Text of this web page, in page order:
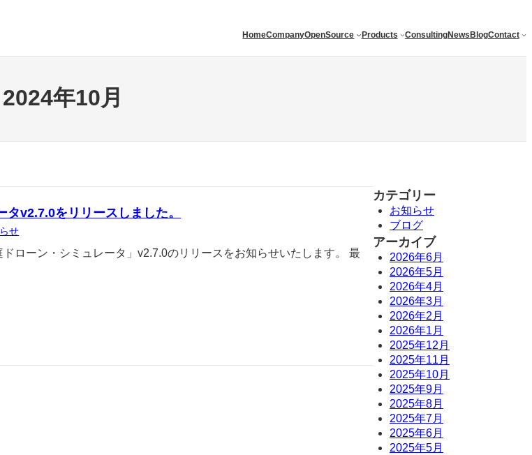
HomeCompanyOpenSource Products ConsultingNews BlogContact
2024年10月
v2.7.0をリリースしました。
せ
ローン・シミュレータ」v2.7.0のリリースをお知らせいたします。 最
カテゴリー
お知らせ
ブログ
アーカイブ
2026年6月
2026年5月
2026年4月
2026年3月
2026年2月
2026年1月
2025年12月
2025年11月
2025年10月
2025年9月
2025年8月
2025年7月
2025年6月
2025年5月